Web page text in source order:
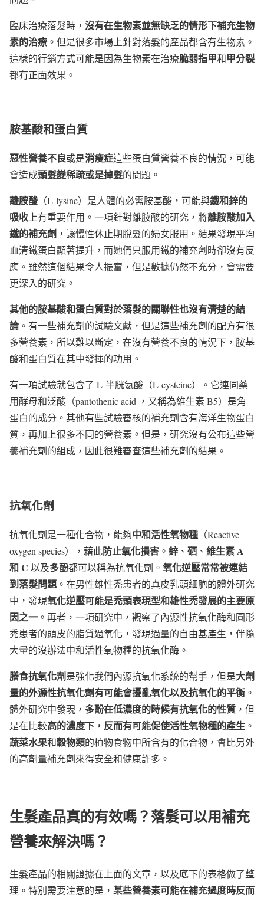
臨床治療落髮時， 沒有在生物素並無缺乏的情形下補充生物
素的治療 。但是很多市場上針對落髮的產品都含有生物素。
這樣的行銷方式可能是因為生物素在治療脆弱指甲和甲分裂
都有正面效果。
胺基酸和蛋白質
惡性營養不良或是消瘦症這些蛋白質營養不良的情況，可能
會造成頭髮變稀疏或是掉髮的問題。
離胺酸 （L-lysine）是人體的必需胺基酸，可能與鐵和鋅的
吸收 上有重要作用。一項針對離胺酸的研究，將離胺酸加入
鐵的補充劑 ，讓慢性休止期脫髮的婦女服用。結果發現平均
血清鐵蛋白顯著提升，而她們只服用鐵的補充劑時卻沒有反
應。雖然這個結果令人振奮，但是數據仍然不充分，會需要
更深入的研究。
其他的胺基酸和蛋白質對於落髮的關聯性也沒有清楚的結
論。有一些補充劑的試驗文獻，但是這些補充劑的配方有很
多營養素，所以難以斷定，在沒有營養不良的情況下，胺基
酸和蛋白質在其中發揮的功用。
有一項試驗就包含了 L-半胱氨酸（L-cysteine）。它連同藥
用酵母和泛酸（pantothenic acid ，又稱為維生素 B5）是角
蛋白的成分。其他有些試驗審核的補充劑含有海洋生物蛋白
質，再加上很多不同的營養素。但是，研究沒有公布這些營
養補充劑的組成，因此很難審查這些補充劑的結果。
抗氧化劑
抗氧化劑是一種化合物，能夠中和活性氧物種 （Reactive
oxygen species），藉此防止氧化損害 。 鋅 、 硒 、 維生素 A
和 C 以及多酚都可以稱為抗氧化劑。 氧化逆壓常常被連結
到落髮問題 。在男性雄性禿患者的真皮乳頭細胞的體外研究
中，發現氧化逆壓可能是禿頭表現型和雄性禿發展的主要原
因之一 。再者，一項研究中，觀察了內源性抗氧化酶和圓形
禿患者的頭皮的脂質過氧化，發現過量的自由基產生，伴隨
大量的沒辦法中和活性氧物種的抗氧化酶。
膳食抗氧化劑是強化我們內源抗氧化系統的幫手，但是大劑
量的外源性抗氧化劑有可能會擾亂氧化以及抗氧化的平衡 。
體外研究中發現， 多酚在低濃度的時候有抗氧化的性質 ，但
是在比較高的濃度下，反而有可能促使活性氧物種的產生 。
蔬菜水果和穀物類的植物食物中所含有的化合物，會比另外
的高劑量補充劑來得安全和健康許多。
生髮產品真的有效嗎？落髮可以用補充
營養來解決嗎？
生髮產品的相關證據在上面的文章，以及底下的表格做了整
理。特別需要注意的是， 某些營養素可能在補充過度時反而